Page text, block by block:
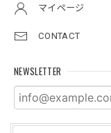
マイページ
CONTACT
NEWSLETTER